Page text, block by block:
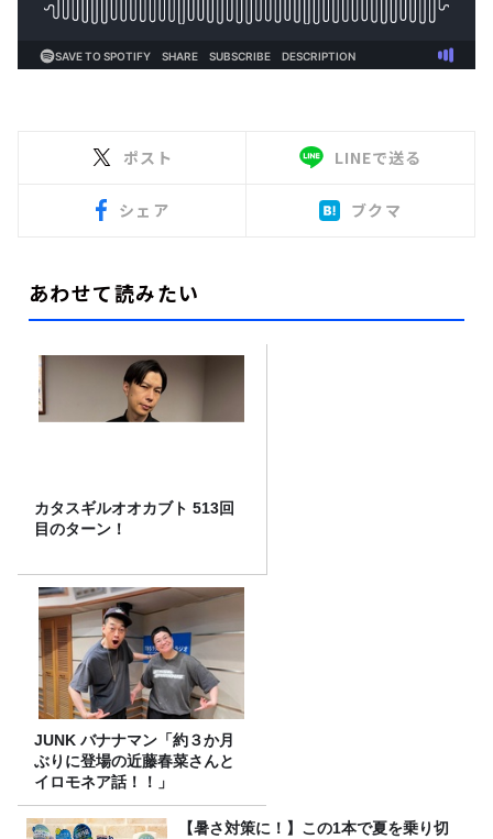
ポスト LINEで送る
シェア ブクマ
あわせて読みたい
カタスギルオオカブト 513回
目のターン！
JUNK バナナマン「約３か月
ぶりに登場の近藤春菜さんと
イロモネア話！！」
【暑さ対策に！】この1本で夏を乗り切